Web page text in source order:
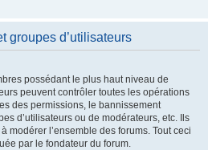
groupes d’utilisateurs
possédant le plus haut niveau de
peuvent contrôler toutes les opérations
des permissions, le bannissement
d’utilisateurs ou de modérateurs, etc. Ils
modérer l’ensemble des forums. Tout ceci
par le fondateur du forum.